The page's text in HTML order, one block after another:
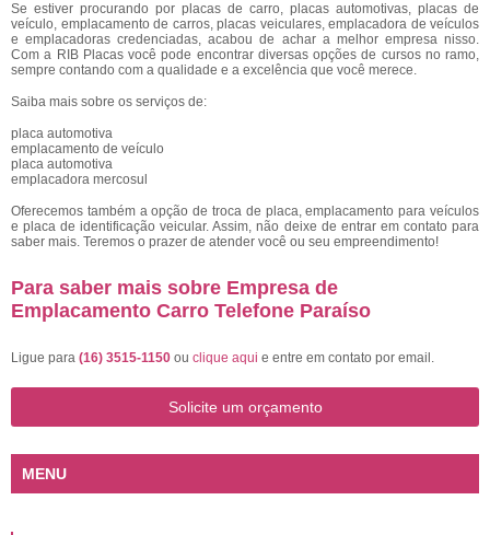
Se estiver procurando por placas de carro, placas automotivas, placas de
veículo, emplacamento de carros, placas veiculares, emplacadora de veículos
e emplacadoras credenciadas, acabou de achar a melhor empresa nisso.
Com a RIB Placas você pode encontrar diversas opções de cursos no ramo,
sempre contando com a qualidade e a excelência que você merece.
Saiba mais sobre os serviços de:
placa automotiva
emplacamento de veículo
placa automotiva
emplacadora mercosul
Oferecemos também a opção de troca de placa, emplacamento para veículos
e placa de identificação veicular. Assim, não deixe de entrar em contato para
saber mais. Teremos o prazer de atender você ou seu empreendimento!
Para saber mais sobre Empresa de
Emplacamento Carro Telefone Paraíso
Ligue para (16) 3515-1150 ou clique aqui e entre em contato por email.
Solicite um orçamento
MENU